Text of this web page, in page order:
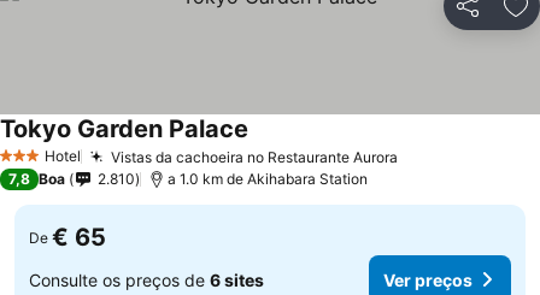
Partilhar
3 EstrelasHotel Vistas da cachoeira no Restaurante Aurora
Tokyo Garden Palace
7,8 Boa 2.810 a 1.0 km de Akihabara Station
De € 65
Consulte os preços de 6 sites Ver preços